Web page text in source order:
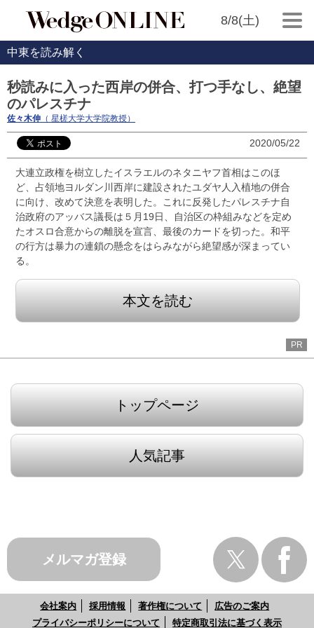
8/8(土)
中東を読み解く
秒読みに入った西岸の併合、打つ手なし、絶望
のパレスチナ
佐々木伸 （ 星槎大学大学院教授）
2020/05/22
大連立政権を樹立したイスラエルのネタニヤフ首相はこのほ
ど、占領地ヨルダン川西岸に建設されたユダヤ人入植地の併合
に向け、改めて決意を表明した。これに反発したパレスチナ自
治政府のアッバス議長は５月19日、自治区の枠組みなどを定め
たオスロ合意からの離脱を宣言、最後のカードを切った。和平
の行方は暴力の連鎖の懸念をはらみながら絶望感が深まってい
る。
本文を読む
PR
トップページ
人気記事
メルマガ登録
会社案内 採用情報 著作権について
広告のご案内
プライバシーポリシーについて
特定商取引法に基づく表示